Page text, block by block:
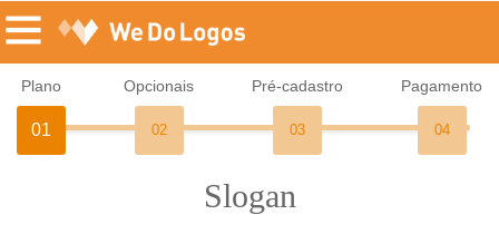
Plano
01
Opcionais
02
Pré-cadastro
03
Pagamento
04
Slogan